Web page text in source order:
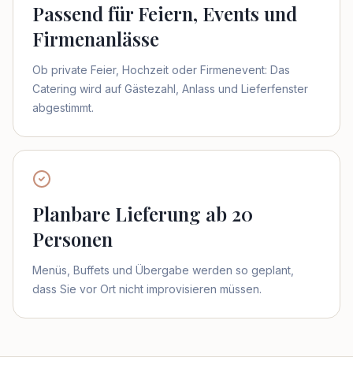
Passend für Feiern, Events und
Firmenanlässe
Ob private Feier, Hochzeit oder Firmenevent: Das
Catering wird auf Gästezahl, Anlass und Lieferfenster
abgestimmt.
Planbare Lieferung ab 20
Personen
Menüs, Buffets und Übergabe werden so geplant,
dass Sie vor Ort nicht improvisieren müssen.